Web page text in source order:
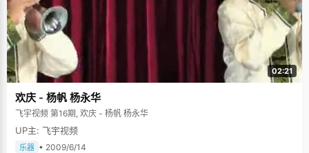
02:21
欢庆 - 杨帆 杨永华
飞宇视频 第16期, 欢庆 - 杨帆 杨永华
UP主: 飞宇视频
乐器 • 2009/6/14